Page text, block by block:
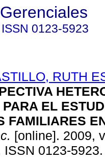
ISSN 0123-5923
RUTH
EL
FAMILIARES
[online]. 2009,
ISSN 0123-5923.